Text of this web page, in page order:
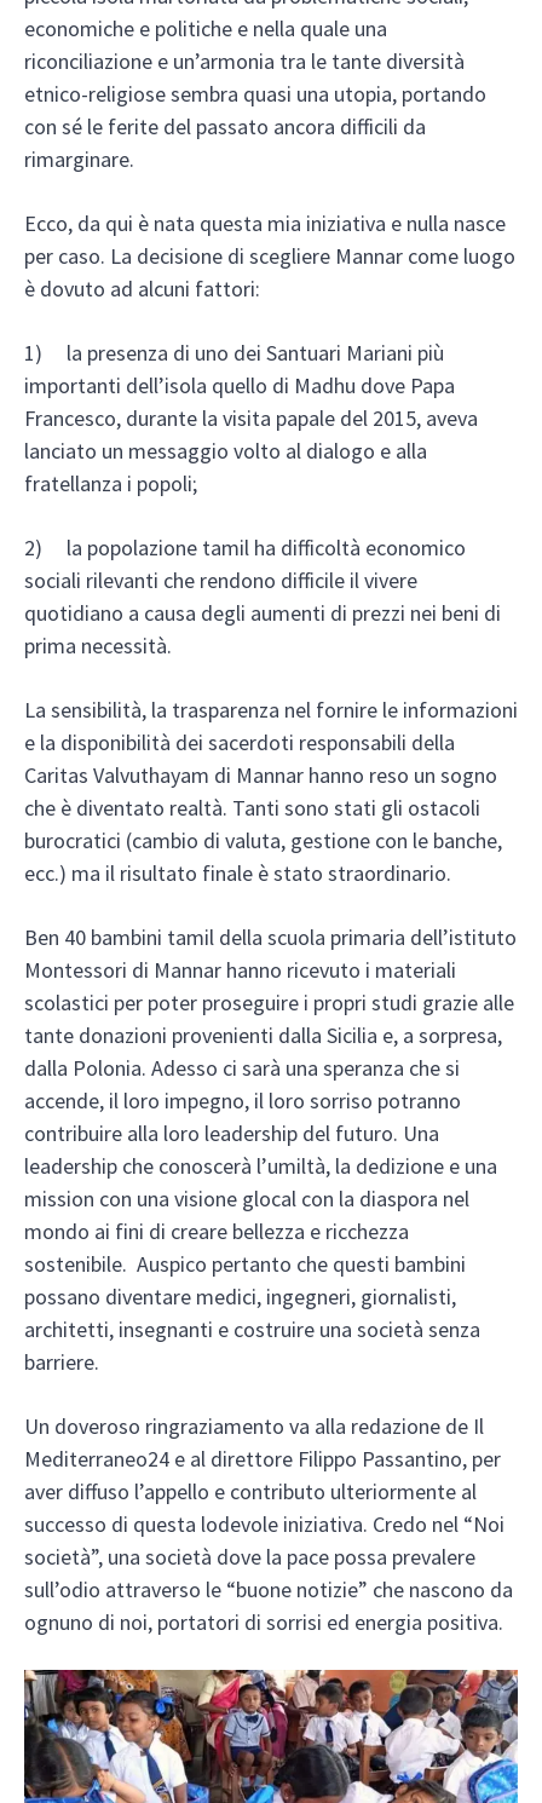
economiche e politiche e nella quale una
riconciliazione e un’armonia tra le tante diversità
etnico-religiose sembra quasi una utopia, portando
con sé le ferite del passato ancora difficili da
rimarginare.
Ecco, da qui è nata questa mia iniziativa e nulla nasce
per caso. La decisione di scegliere Mannar come luogo
è dovuto ad alcuni fattori:
1) la presenza di uno dei Santuari Mariani più
importanti dell’isola quello di Madhu dove Papa
Francesco, durante la visita papale del 2015, aveva
lanciato un messaggio volto al dialogo e alla
fratellanza i popoli;
2) la popolazione tamil ha difficoltà economico
sociali rilevanti che rendono difficile il vivere
quotidiano a causa degli aumenti di prezzi nei beni di
prima necessità.
La sensibilità, la trasparenza nel fornire le informazioni
e la disponibilità dei sacerdoti responsabili della
Caritas Valvuthayam di Mannar hanno reso un sogno
che è diventato realtà. Tanti sono stati gli ostacoli
burocratici (cambio di valuta, gestione con le banche,
ecc.) ma il risultato finale è stato straordinario.
Ben 40 bambini tamil della scuola primaria dell’istituto
Montessori di Mannar hanno ricevuto i materiali
scolastici per poter proseguire i propri studi grazie alle
tante donazioni provenienti dalla Sicilia e, a sorpresa,
dalla Polonia. Adesso ci sarà una speranza che si
accende, il loro impegno, il loro sorriso potranno
contribuire alla loro leadership del futuro. Una
leadership che conoscerà l’umiltà, la dedizione e una
mission con una visione glocal con la diaspora nel
mondo ai fini di creare bellezza e ricchezza
sostenibile. Auspico pertanto che questi bambini
possano diventare medici, ingegneri, giornalisti,
architetti, insegnanti e costruire una società senza
barriere.
Un doveroso ringraziamento va alla redazione de Il
Mediterraneo24 e al direttore Filippo Passantino, per
aver diffuso l’appello e contributo ulteriormente al
successo di questa lodevole iniziativa. Credo nel “Noi
società”, una società dove la pace possa prevalere
sull’odio attraverso le “buone notizie” che nascono da
ognuno di noi, portatori di sorrisi ed energia positiva.